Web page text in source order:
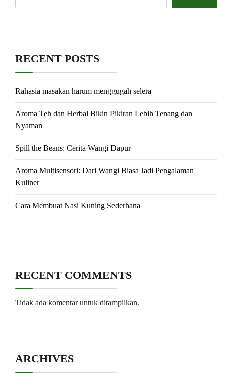
RECENT POSTS
Rahasia masakan harum menggugah selera
Aroma Teh dan Herbal Bikin Pikiran Lebih Tenang dan
Nyaman
Spill the Beans: Cerita Wangi Dapur
Aroma Multisensori: Dari Wangi Biasa Jadi Pengalaman
Kuliner
Cara Membuat Nasi Kuning Sederhana
RECENT COMMENTS
Tidak ada komentar untuk ditampilkan.
ARCHIVES